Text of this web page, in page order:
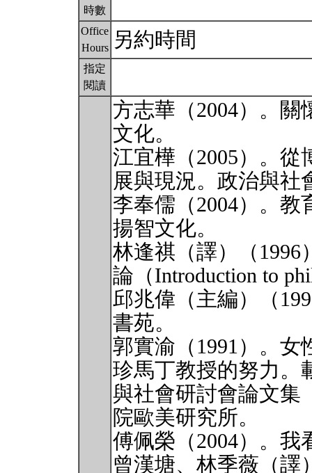
時數
Office
Hours
另約時間
指定
閱讀
方志華（2004）。
文化。
江宜樺（2005）。
展與現況。政治與社
李奉儒（2004）。
揚智文化。
林逢祺（譯）（1996
論（Introduction to
邱兆偉（主編）（
書苑。
郭實渝（1991）。
珍馬丁教授的努力。
與社會研討會論文集
院歐美研究所。
傅佩榮（2004）。
曾漢塘、林季薇（譯